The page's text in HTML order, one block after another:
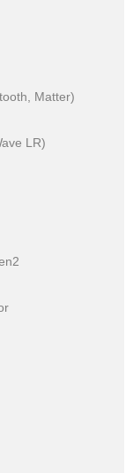
Matter)
LR)